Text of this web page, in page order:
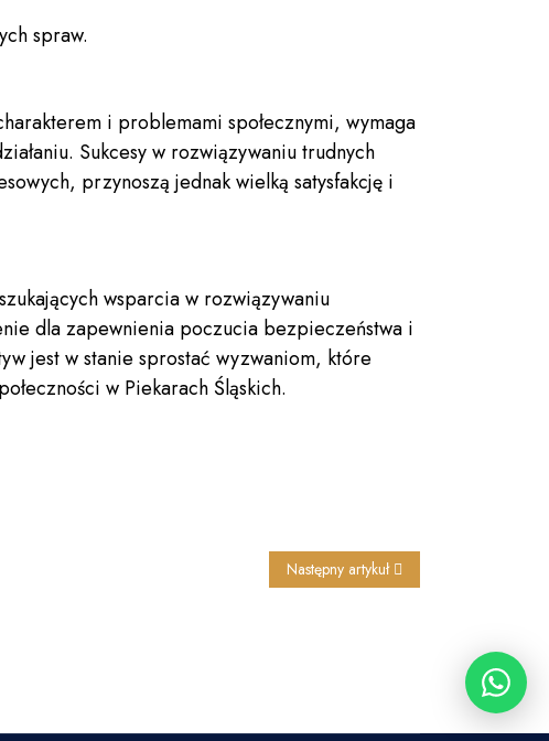
spraw.
i problemami społecznymi, wymaga
Sukcesy w rozwiązywaniu trudnych
przynoszą jednak wielką satysfakcję i
wsparcia w rozwiązywaniu
dla zapewnienia poczucia bezpieczeństwa i
jest w stanie sprostać wyzwaniom, które
w Piekarach Śląskich.
Następny artykuł: Detektyw
Następny artykuł